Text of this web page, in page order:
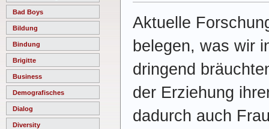
Bad Boys
Bildung
Bindung
Brigitte
Business
Demografisches
Dialog
Diversity
Aktuelle
belegen, was wir
dringend
der Erziehung
dadurch auch